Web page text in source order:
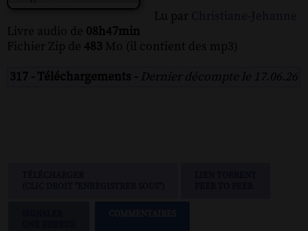
Lu par
Livre audio de 08h47min
Fichier Zip de 483 Mo (il contient des mp3)
317 - Téléchargements - Dernier décompte le 17.06.26